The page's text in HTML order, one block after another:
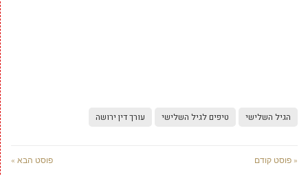
הגיל השלישי טיפים לגיל השלישי עורך דין ירושה
« פוסט קודם פוסט הבא »